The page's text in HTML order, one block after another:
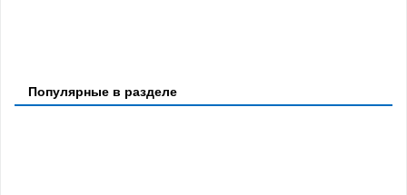
Популярные в разделе